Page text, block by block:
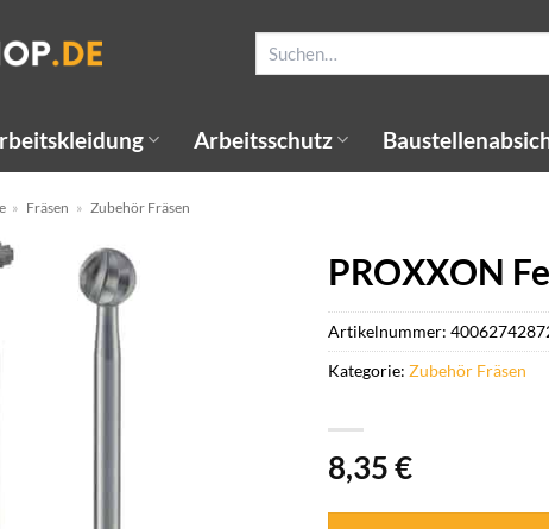
Arbeitsschutz
» Fräsen » Zubehör Fräsen
PROXXON
8,35€
Artikelnummer:
Kategorie: Zubehör Fräsen